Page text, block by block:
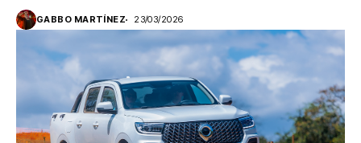
GABBO MARTÍNEZ 23/03/2026